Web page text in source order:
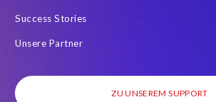
Success Stories
Unsere Partner
ZU UNSEREM SUPPORT